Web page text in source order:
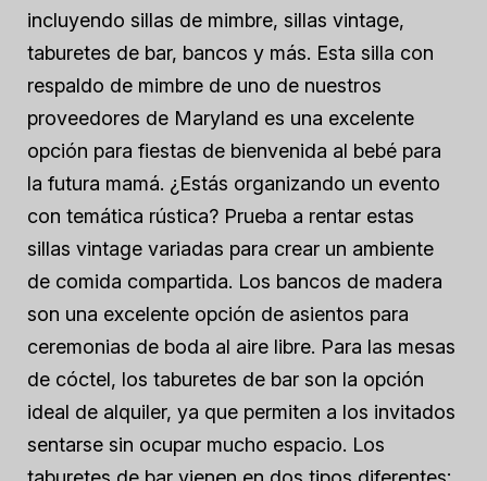
incluyendo sillas de mimbre, sillas vintage,
taburetes de bar, bancos y más. Esta silla con
respaldo de mimbre de uno de nuestros
proveedores de Maryland es una excelente
opción para fiestas de bienvenida al bebé para
la futura mamá. ¿Estás organizando un evento
con temática rústica? Prueba a rentar estas
sillas vintage variadas para crear un ambiente
de comida compartida. Los bancos de madera
son una excelente opción de asientos para
ceremonias de boda al aire libre. Para las mesas
de cóctel, los taburetes de bar son la opción
ideal de alquiler, ya que permiten a los invitados
sentarse sin ocupar mucho espacio. Los